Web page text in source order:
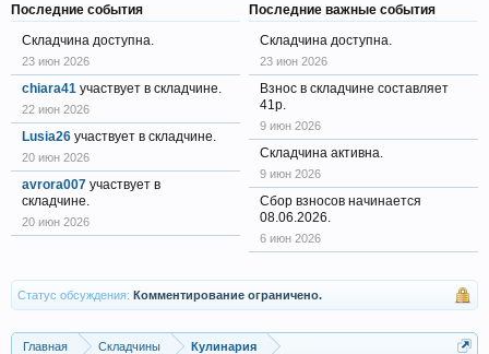
Последние события
Складчина доступна.
23 июн 2026
chiara41 участвует в складчине.
22 июн 2026
Lusia26 участвует в складчине.
20 июн 2026
avrora007 участвует в
складчине.
20 июн 2026
Последние важные события
Складчина доступна.
23 июн 2026
Взнос в складчине составляет
41р.
9 июн 2026
Складчина активна.
9 июн 2026
Сбор взносов начинается
08.06.2026.
6 июн 2026
Статус обсуждения: Комментирование ограничено.
Главная Складчины Кулинария